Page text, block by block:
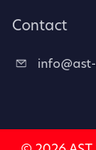
Contact